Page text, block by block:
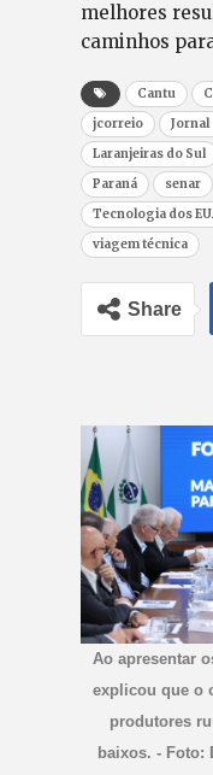
melhores
caminhos
Cantu
jcorreio
Jornal
Laranjeiras do Sul
Paraná
senar
Tecnologia dos
viagem técnica
Share
Ao apresentar
explicou que o
produtores
baixos. - Foto: